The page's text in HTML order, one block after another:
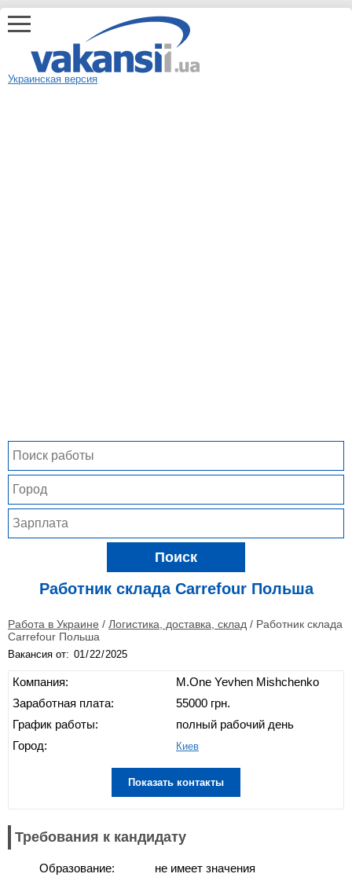
Украинская версия
Поиск
Работник склада Carrefour Польша
Работа в Украине / Логистика, доставка, склад / Работник склада
Carrefour Польша
Вакансия от:
Компания:
Заработная плата:
График работы:
Город:
M.One Yevhen Mishchenko
55000 грн.
полный рабочий день
Киев
Показать контакты
Требования к кандидату
Образование:
не имеет значения